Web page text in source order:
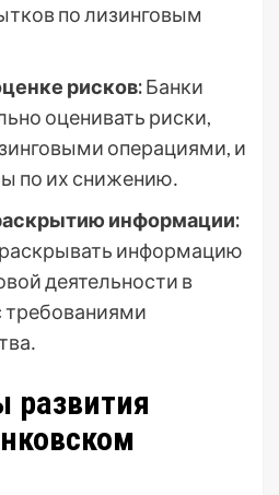
по лизинговым
рисков:Банки
оценивать риски,
операциями, и
по их снижению․
информации:
информацию
деятельности в
требованиями
развития